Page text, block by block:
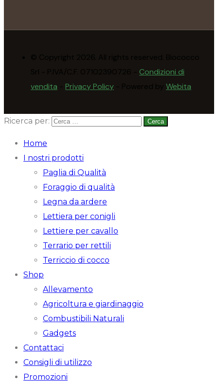
Condizioni di
vendita
Privacy Policy Webita
Ricerca per:
Home
I nostri prodotti
Paglia di Qualità
Foraggio di qualità
Legna da ardere
Lettiera per conigli
Lettiere per cavallo
Terrario per rettili
Terriccio di cocco
Shop
Allevamento
Agricoltura e giardinaggio
Combustibili Naturali
Gadgets
Contattaci
Consigli di utilizzo
Promozioni